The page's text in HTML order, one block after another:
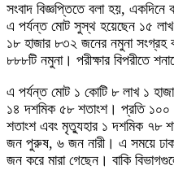
সংবাদ বিজ্ঞপ্তিতে বলা হয়,
এ পর্যন্ত মোট সুস্থ হয়েছেন ১৫
১৮ হাজার ৮৩২ জনের নমুনা সংগ্রহ
৮৮৮টি নমুনা। পরীক্ষার বিপরীতে
এ পর্যন্ত মোট ১ কোটি ৮ লাখ ১
১৪ দশমিক ৫৮ শতাংশ। প্রতি
শতাংশ এবং মৃত্যুহার ১ দশমিক ৭৮
জন পুরুষ, ৬ জন নারী। এ সময়ে
জন করে মারা গেছেন। বাকি